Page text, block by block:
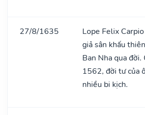
27/8/1635
Lope Felix
giả sân khấu
Ban Nha qua đời.
1562, đời tư của
nhiều bi kịch.